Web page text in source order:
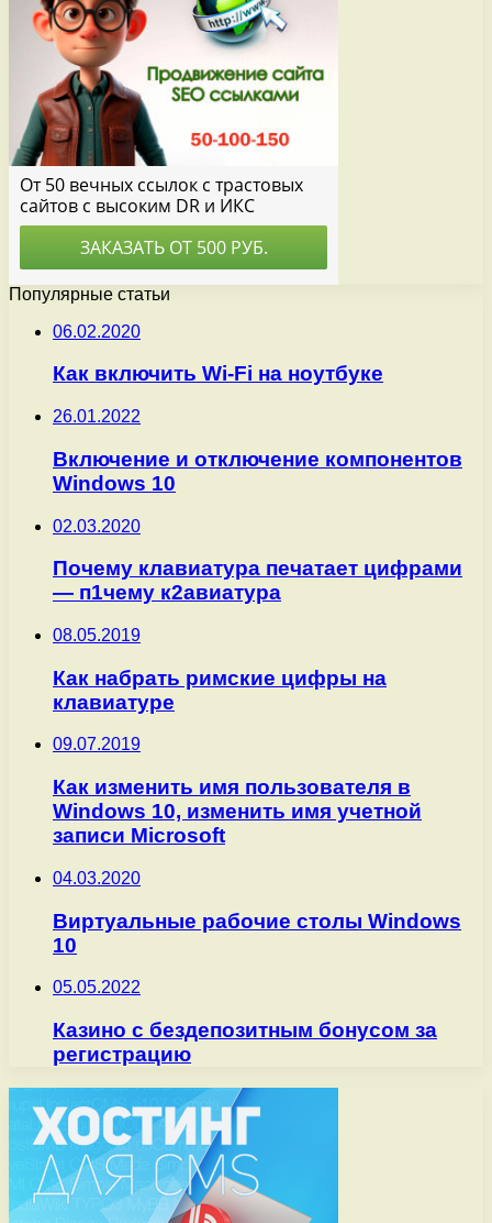
Популярные статьи
06.02.2020
Как включить Wi-Fi на ноутбуке
26.01.2022
Включение и отключение компонентов
Windows 10
02.03.2020
Почему клавиатура печатает цифрами
— п1чему к2авиатура
08.05.2019
Как набрать римские цифры на
клавиатуре
09.07.2019
Как изменить имя пользователя в
Windows 10, изменить имя учетной
записи Microsoft
04.03.2020
Виртуальные рабочие столы Windows
10
05.05.2022
Казино с бездепозитным бонусом за
регистрацию